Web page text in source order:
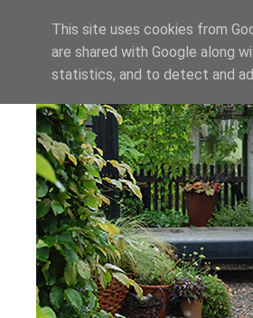
This site uses cookies from
are shared with Google along
statistics, and to detect and